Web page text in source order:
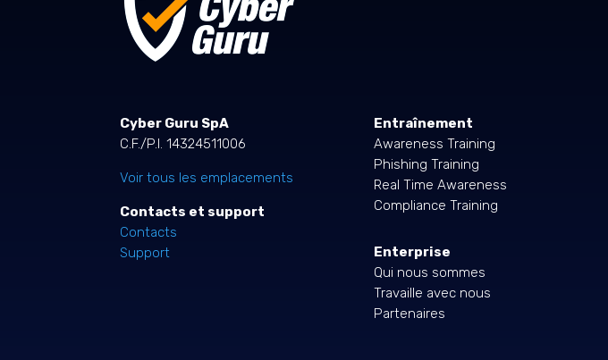
Cyber Guru SpA
C.F./P.I. 14324511006
Voir tous les emplacements
Contacts et support
Contacts
Support
Entraînement
Awareness Training
Phishing Training
Real Time Awareness
Compliance Training
Enterprise
Qui nous sommes
Travaille avec nous
Partenaires